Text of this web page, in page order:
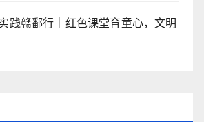
践赣鄱行｜红色课堂育童心，文明